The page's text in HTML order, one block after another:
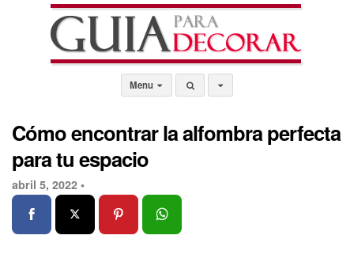
Menu
Cómo encontrar la alfombra perfecta
para tu espacio
abril 5, 2022 •